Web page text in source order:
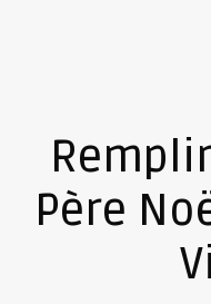
Père